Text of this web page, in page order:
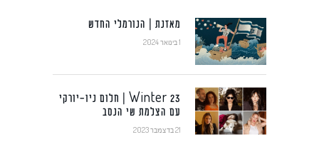
מאזנת | הנורמלי החדש
1 בינואר 2024
Winter 23 | חלום ניו-יורקי
עם הצלמת שי הנסב
21 בדצמבר 2023